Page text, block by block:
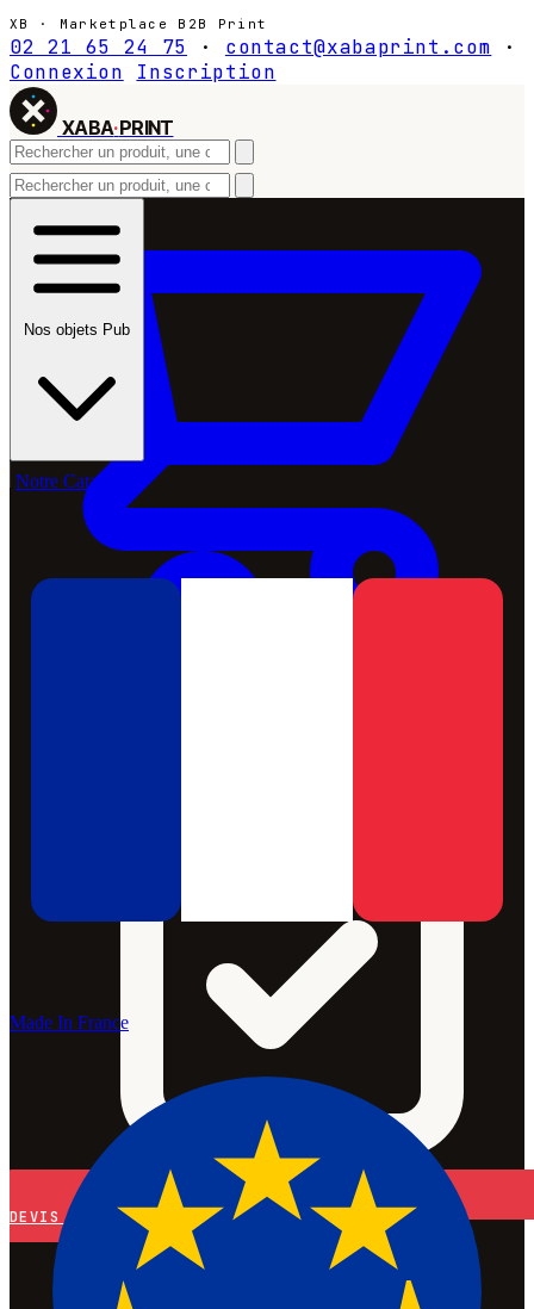
XB · Marketplace B2B Print
02 21 65 24 75 · contact@xabaprint.com
·
Connexion
Inscription
XABA·PRINT
DEVIS
Nos objets Pub
Notre Catalogue
Made In France